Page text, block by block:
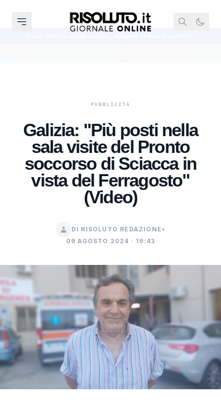
Galizia: "Più posti nella
sala visite del Pronto
soccorso di Sciacca in
vista del Ferragosto"
(Video)
DI RISOLUTO REDAZIONE •
09 AGOSTO 2024 · 19:43